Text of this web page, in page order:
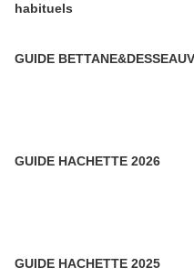
habituels
GUIDE
GUIDE HACHETTE 2026
GUIDE HACHETTE 2025